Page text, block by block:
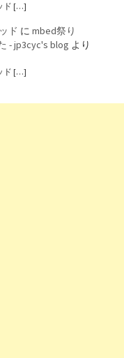
ド […]
ド に mbed祭り
- jp3cyc's blog より
ド […]